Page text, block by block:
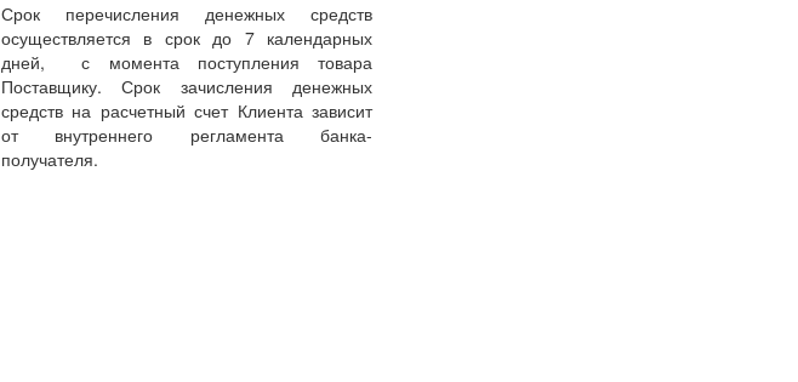
Срок перечисления денежных средств
осуществляется в срок до 7 календарных
дней, с момента поступления товара
Поставщику. Срок зачисления денежных
средств на расчетный счет Клиента зависит
от внутреннего регламента банка-
получателя.